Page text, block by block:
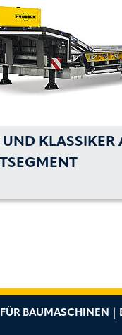
KLASSIKER
BAUMASCHINEN |